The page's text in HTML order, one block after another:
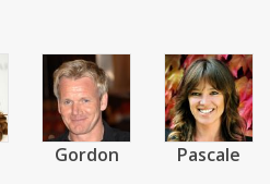
Gordon Pascale